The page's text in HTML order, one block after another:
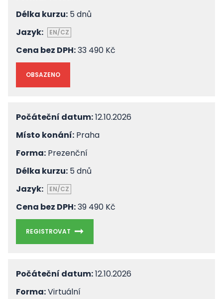
Délka kurzu: 5 dnů
Jazyk:
EN/CZ
Cena bez DPH:33 490 Kč
OBSAZENO
Počáteční datum:12.10.2026
Místo konání: Praha
Forma: Prezenční
Délka kurzu: 5 dnů
Jazyk:
EN/CZ
Cena bez DPH:39 490 Kč
REGISTROVAT
Počáteční datum:12.10.2026
Forma:Virtuální